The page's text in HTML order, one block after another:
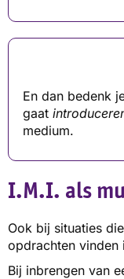
En dan bedenk
gaat
medium.
I.M.I. als
Ook bij situaties
opdrachten vinden
Bij inbrengen van